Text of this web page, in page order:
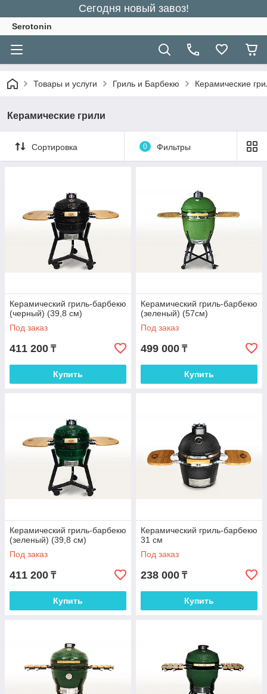
Сегодня новый завоз!
Serotonin
Товары и услуги Гриль и Барбекю Керамические
Керамические грили
Сортировка 0 Фильтры
Керамический гриль-барбекю
(черный) (39,8 см)
Под заказ
411 200 ₸
Купить
Керамический гриль-барбекю
(зеленый) (57см)
Под заказ
499 000 ₸
Купить
Керамический гриль-барбекю
(зеленый) (39,8 см)
Под заказ
411 200 ₸
Купить
Керамический гриль-барбекю
31 см
Под заказ
238 000 ₸
Купить